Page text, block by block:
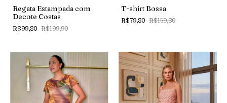
Regata Estampada com
Decote Costas
R$99,80 R$199,90
T-shirt Bossa
R$79,80 R$159,80